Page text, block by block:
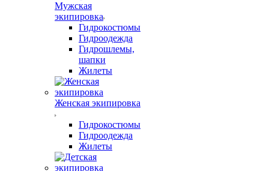
Мужская
экипировка
Гидрокостюмы
Гидроодежда
Гидрошлемы,
шапки
Жилеты
Женская экипировка
Гидрокостюмы
Гидроодежда
Жилеты